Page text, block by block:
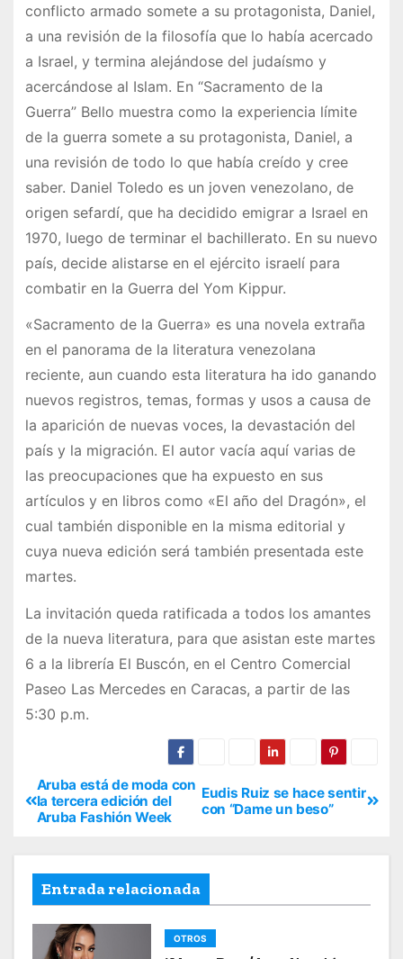
conflicto armado somete a su protagonista, Daniel,
a una revisión de la filosofía que lo había acercado
a Israel, y termina alejándose del judaísmo y
acercándose al Islam. En “Sacramento de la
Guerra” Bello muestra como la experiencia límite
de la guerra somete a su protagonista, Daniel, a
una revisión de todo lo que había creído y cree
saber. Daniel Toledo es un joven venezolano, de
origen sefardí, que ha decidido emigrar a Israel en
1970, luego de terminar el bachillerato. En su nuevo
país, decide alistarse en el ejército israelí para
combatir en la Guerra del Yom Kippur.
«Sacramento de la Guerra» es una novela extraña
en el panorama de la literatura venezolana
reciente, aun cuando esta literatura ha ido ganando
nuevos registros, temas, formas y usos a causa de
la aparición de nuevas voces, la devastación del
país y la migración. El autor vacía aquí varias de
las preocupaciones que ha expuesto en sus
artículos y en libros como «El año del Dragón», el
cual también disponible en la misma editorial y
cuya nueva edición será también presentada este
martes.
La invitación queda ratificada a todos los amantes
de la nueva literatura, para que asistan este martes
6 a la librería El Buscón, en el Centro Comercial
Paseo Las Mercedes en Caracas, a partir de las
5:30 p.m.
Eudis Ruiz se hace sentir
con “Dame un beso”
Aruba está de moda con
la tercera edición del
Aruba Fashión Week
Entrada relacionada
OTROS